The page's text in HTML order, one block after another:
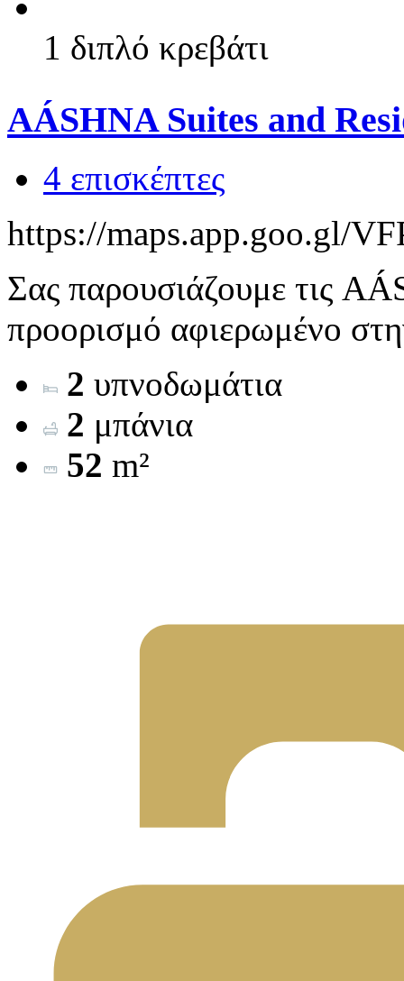
1 διπλό κρεβάτι
AÁSHNA Suites and
4 επισκέπτες
https://maps.app.goo.gl/
Σας παρουσιάζουμε τις
προορισμό αφιερωμένο
2 υπνοδωμάτια
2 μπάνια
52 m²